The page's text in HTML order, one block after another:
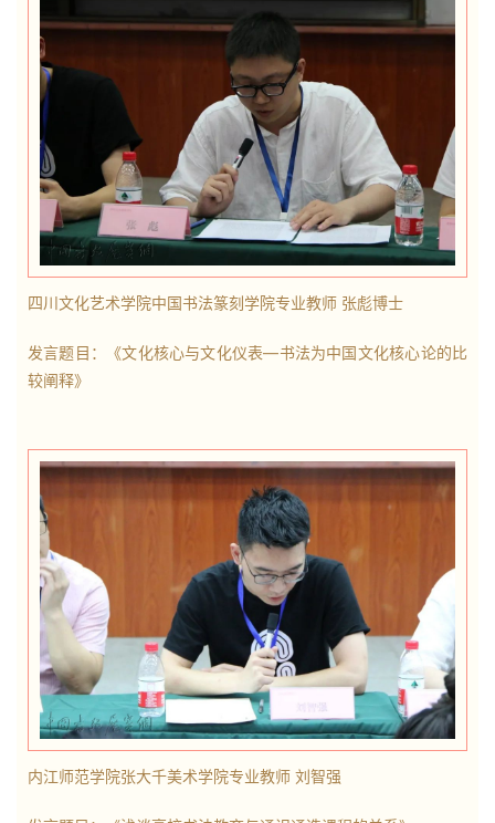
四川文化艺术学院中国书法篆刻学院专业教师 张彪博士
发言题目：《文化核心与文化仪表—书法为中国文化核心论的比
较阐释》
内江师范学院张大千美术学院专业教师 刘智强